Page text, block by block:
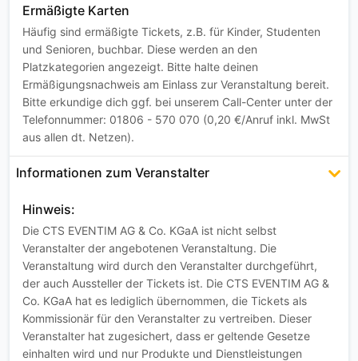
Ermäßigte Karten
Häufig sind ermäßigte Tickets, z.B. für Kinder, Studenten
und Senioren, buchbar. Diese werden an den
Platzkategorien angezeigt. Bitte halte deinen
Ermäßigungsnachweis am Einlass zur Veranstaltung bereit.
Bitte erkundige dich ggf. bei unserem Call-Center unter der
Telefonnummer: 01806 - 570 070 (0,20 €/Anruf inkl. MwSt
aus allen dt. Netzen).
Informationen zum Veranstalter
Hinweis:
Die CTS EVENTIM AG & Co. KGaA ist nicht selbst
Veranstalter der angebotenen Veranstaltung. Die
Veranstaltung wird durch den Veranstalter durchgeführt,
der auch Aussteller der Tickets ist. Die CTS EVENTIM AG &
Co. KGaA hat es lediglich übernommen, die Tickets als
Kommissionär für den Veranstalter zu vertreiben. Dieser
Veranstalter hat zugesichert, dass er geltende Gesetze
einhalten wird und nur Produkte und Dienstleistungen